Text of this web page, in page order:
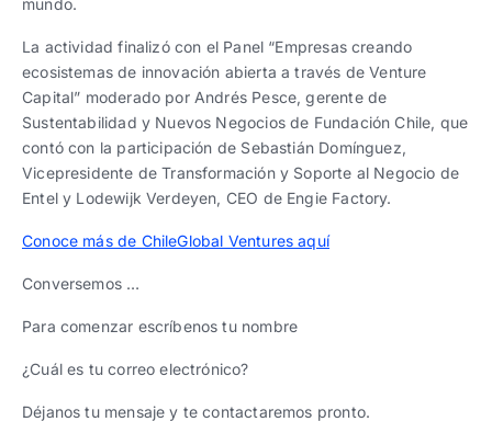
La actividad finalizó con el Panel “Empresas creando
ecosistemas de innovación abierta a través de Venture
Capital” moderado por Andrés Pesce, gerente de
Sustentabilidad y Nuevos Negocios de Fundación Chile, que
contó con la participación de Sebastián Domínguez,
Vicepresidente de Transformación y Soporte al Negocio de
Entel y Lodewijk Verdeyen, CEO de Engie Factory.
Conoce más de ChileGlobal Ventures aquí
Conversemos …
Para comenzar escríbenos tu nombre
¿Cuál es tu correo electrónico?
Déjanos tu mensaje y te contactaremos pronto.